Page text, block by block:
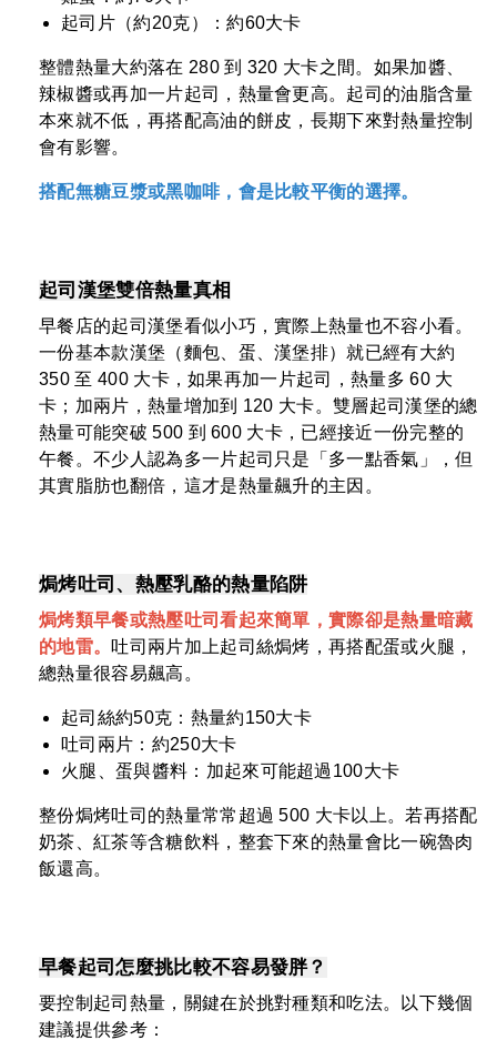
起司片（約20克）：約60大卡
整體熱量大約落在 280 到 320 大卡之間。如果加醬、
辣椒醬或再加一片起司，熱量會更高。起司的油脂含量
本來就不低，再搭配高油的餅皮，長期下來對熱量控制
會有影響。
搭配無糖豆漿或黑咖啡，會是比較平衡的選擇。
起司漢堡雙倍熱量真相
早餐店的起司漢堡看似小巧，實際上熱量也不容小看。
一份基本款漢堡（麵包、蛋、漢堡排）就已經有大約
350 至 400 大卡，如果再加一片起司，熱量多 60 大
卡；加兩片，熱量增加到 120 大卡。雙層起司漢堡的總
熱量可能突破 500 到 600 大卡，已經接近一份完整的
午餐。不少人認為多一片起司只是「多一點香氣」，但
其實脂肪也翻倍，這才是熱量飆升的主因。
焗烤吐司、熱壓乳酪的熱量陷阱
焗烤類早餐或熱壓吐司看起來簡單，實際卻是熱量暗藏
的地雷。 吐司兩片加上起司絲焗烤，再搭配蛋或火腿，
總熱量很容易飆高。
起司絲約50克：熱量約150大卡
吐司兩片：約250大卡
火腿、蛋與醬料：加起來可能超過100大卡
整份焗烤吐司的熱量常常超過 500 大卡以上。若再搭配
奶茶、紅茶等含糖飲料，整套下來的熱量會比一碗魯肉
飯還高。
早餐起司怎麼挑比較不容易發胖？
要控制起司熱量，關鍵在於挑對種類和吃法。以下幾個
建議提供參考：